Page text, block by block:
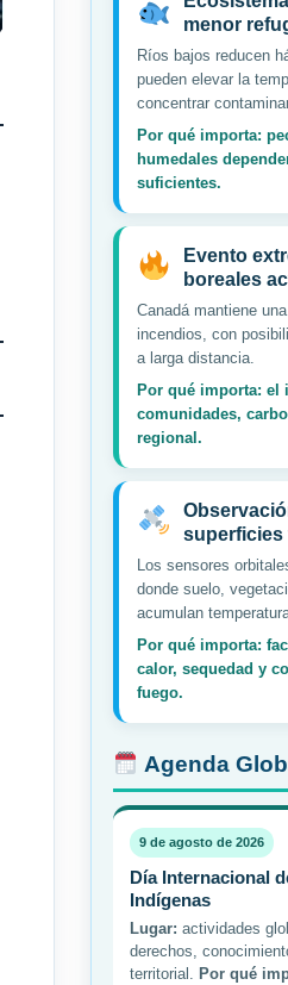
menor
Ríos bajos reducen
pueden elevar la
concentrar
Por qué importa:
humedales
suficientes.
Evento
boreales
Canadá mantiene
incendios, con
a larga distancia.
Por qué importa: el
comunidades,
regional.
superficies
Los sensores
donde suelo,
acumulan
Por qué importa:
calor, sequedad y
fuego.
Agenda
9 de agosto de 2026
Día Internacional
Indígenas
Lugar: actividades
derechos,
territorial. Por qué